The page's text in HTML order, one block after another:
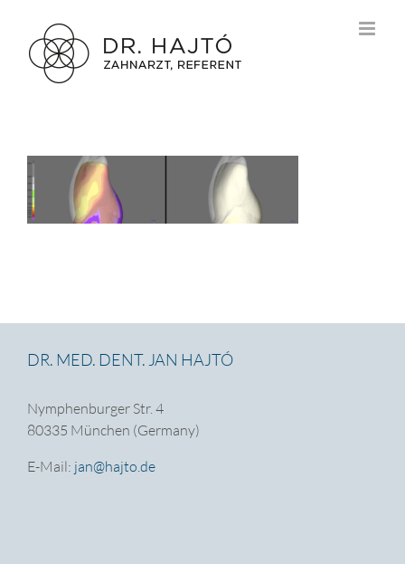
springen
DR. MED. DENT. JAN HAJTÓ
Nymphenburger Str. 4
80335 München (Germany)
E-Mail: jan@hajto.de